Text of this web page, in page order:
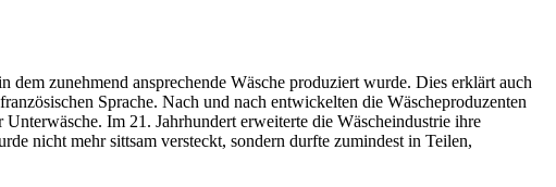
zunehmend ansprechende Wäsche produziert wurde. Dies erklärt auch
Sprache. Nach und nach entwickelten die Wäscheproduzenten
Im 21. Jahrhundert erweiterte die Wäscheindustrie ihre
nicht mehr sittsam versteckt, sondern durfte zumindest in Teilen,